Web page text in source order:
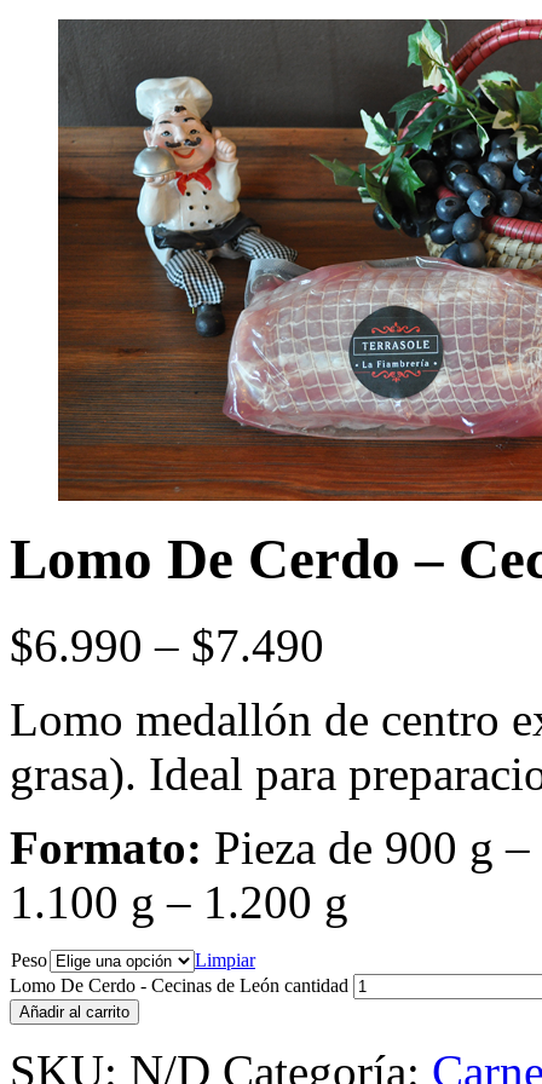
Lomo De Cerdo –
$6.990 – $7.490
Lomo medallón de centro
grasa). Ideal para
Formato: Pieza de 900 g
1.100 g – 1.200 g
Peso
Limpiar
Lomo De Cerdo - Cecinas de León cantidad
Añadir al carrito
SKU: N/D Categoría: